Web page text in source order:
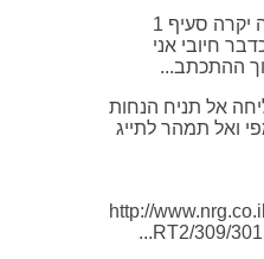
דוד ברבי: חנה יקרה סעיף 1
חיובי אני
ההתכתב...
אל תניח הנחות
ואל תמהר לתייג
http://
RT2/309/